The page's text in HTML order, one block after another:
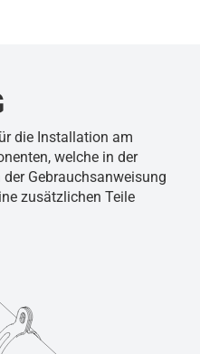
die Installation am
welche in der
Gebrauchsanweisung
zusätzlichen Teile